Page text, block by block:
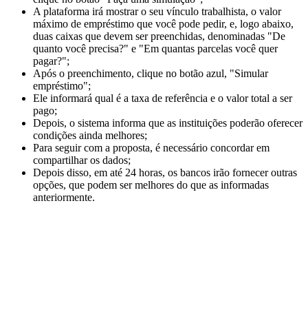
A plataforma irá mostrar o seu vínculo trabalhista, o valor
máximo de empréstimo que você pode pedir, e, logo abaixo,
duas caixas que devem ser preenchidas, denominadas "De
quanto você precisa?" e "Em quantas parcelas você quer
pagar?";
Após o preenchimento, clique no botão azul, "Simular
empréstimo";
Ele informará qual é a taxa de referência e o valor total a ser
pago;
Depois, o sistema informa que as instituições poderão oferecer
condições ainda melhores;
Para seguir com a proposta, é necessário concordar em
compartilhar os dados;
Depois disso, em até 24 horas, os bancos irão fornecer outras
opções, que podem ser melhores do que as informadas
anteriormente.